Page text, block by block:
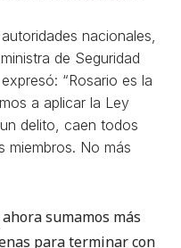
nacionales,
de Seguridad
“Rosario es la
a aplicar la Ley
delito, caen todos
miembros. No más
sumamos más
para terminar con